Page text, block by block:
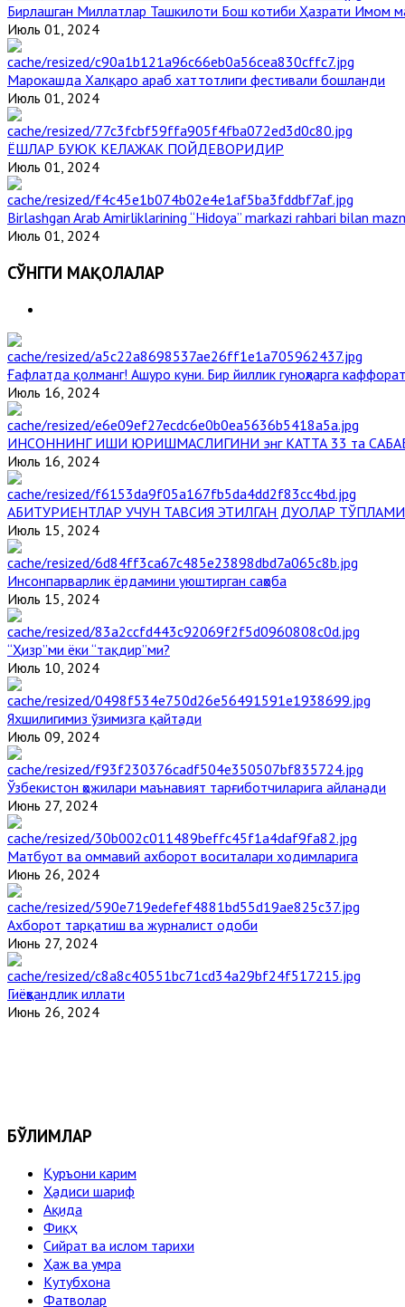
Бирлашган Миллатлар Ташкилоти Бош котиби Ҳазрати Имом
Июль 01, 2024
Марокашда Халқаро араб хаттотлиги фестивали бошланди
Июль 01, 2024
ЁШЛАР БУЮК КЕЛАЖАК ПОЙДЕВОРИДИР
Июль 01, 2024
Birlashgan Arab Amirliklarining “Hidoya” markazi rahbari bilan
Июль 01, 2024
СЎНГГИ МАҚОЛАЛАР
Ғафлатда қолманг! Ашуро куни. Бир йиллик гуноҳларга
Июль 16, 2024
ИНСОННИНГ ИШИ ЮРИШМАСЛИГИНИ энг КАТТА 33 та
Июль 16, 2024
АБИТУРИЕНТЛАР УЧУН ТАВСИЯ ЭТИЛГАН ДУОЛАР ТЎПЛАМИ
Июль 15, 2024
Инсонпарварлик ёрдамини уюштирган саҳоба
Июль 15, 2024
“Ҳизр”ми ёки “тақдир”ми?
Июль 10, 2024
Яхшилигимиз ўзимизга қайтади
Июль 09, 2024
Ўзбекистон ҳожилари маънавият тарғиботчиларига айланади
Июнь 27, 2024
Матбуот ва оммавий ахборот воситалари ходимларига
Июнь 26, 2024
Ахборот тарқатиш ва журналист одоби
Июнь 27, 2024
Гиёҳвандлик иллати
Июнь 26, 2024
БЎЛИМЛАР
Қуръони карим
Ҳадиси шариф
Ақида
Фиқҳ
Сийрат ва ислом тарихи
Ҳаж ва умра
Кутубхона
Фатволар